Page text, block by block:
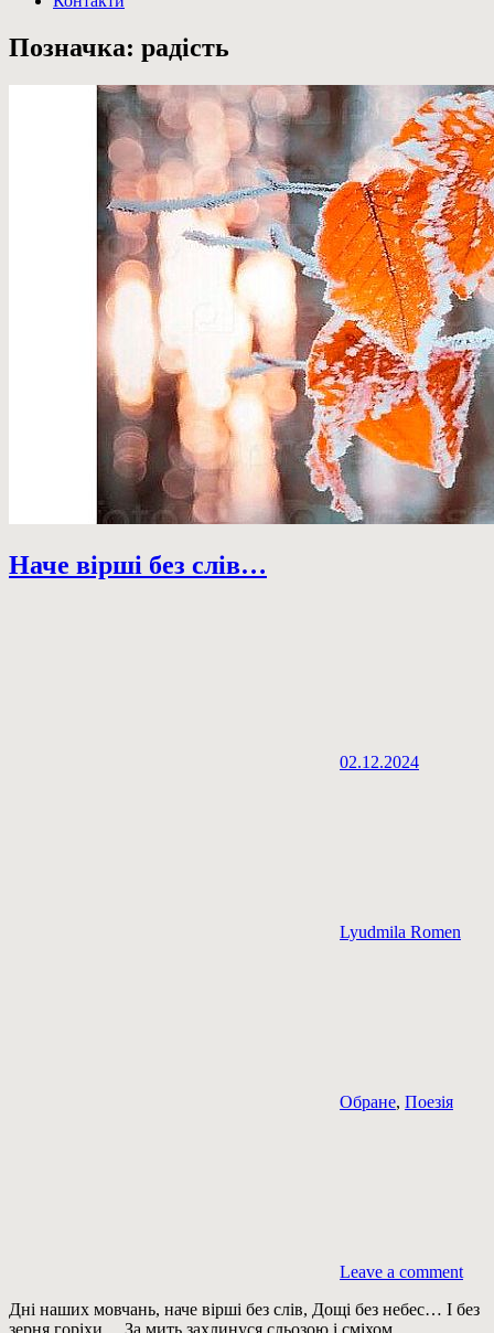
Позначка: радість
Наче вірші без слів…
02.12.2024
Lyudmila Romen
Обране, Поезія
Leave a comment
Дні наших мовчань, наче вірші без слів, Дощі без небес… І без
зерня горіхи… За мить захлинуся сльозою і сміхом,